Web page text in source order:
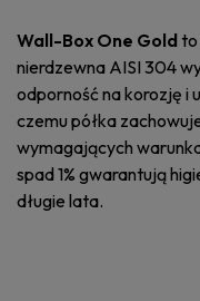
Wall-Box One Goldto
nierdzewna AISI 304
odporność na korozję i
czemu półka
wymagających
spad 1% gwarantują
długie lata.